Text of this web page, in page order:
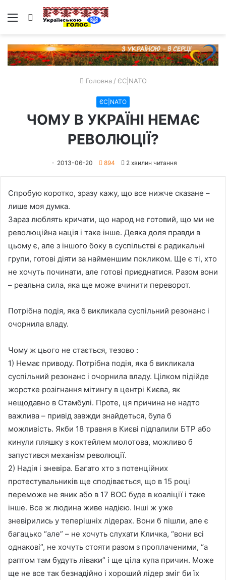
Меню Пошук
Головна / ЄС|NATO
ЄС|NATO
ЧОМУ В УКРАЇНІ НЕМАЄ
РЕВОЛЮЦІЇ?
2013-06-20 894 2 хвилин читання
Спробую коротко, зразу кажу, що все нижче сказане –
лише моя думка.
Зараз люблять кричати, що народ не готовий, що ми не
революційна нація і таке інше. Деяка доля правди в
цьому є, але з іншого боку в суспільстві є радикальні
групи, готові діяти за найменшим покликом. Ще є ті, хто
не хочуть починати, але готові приєднатися. Разом вони
– реальна сила, яка ще може вчинити переворот.
Потрібна подія, яка б викликала суспільний резонанс і
очорнила владу.
Чому ж цього не стається, тезово :
1) Немає приводу. Потрібна подія, яка б викликала
суспільний резонанс і очорнила владу. Цілком підійде
жорстке розігнання мітингу в центрі Києва, як
нещодавно в Стамбулі. Проте, ця причина не надто
важлива – привід завжди знайдеться, була б
можливість. Якби 18 травня в Києві підпалили БТР або
кинули пляшку з коктейлем молотова, можливо б
запустився механізм революції.
2) Надія і зневіра. Багато хто з потенційних
протестувальників ще сподівається, що в 15 році
переможе не яник або в 17 ВОС буде в коаліції і таке
інше. Все ж людина живе надією. Інші ж уже
зневірились у теперішніх лідерах. Вони б пішли, але є
багацько “але” – не хочуть слухати Кличка, “вони всі
однакові”, не хочуть стояти разом з проплаченими, “а
раптом там будуть ліваки” і ще ціла купа причин. Може
ще не все так безнадійно і хороший лідер зміг би їх